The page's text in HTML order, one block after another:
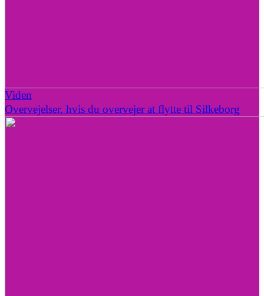
Viden
Overvejelser, hvis du overvejer at flytte til Silkeborg